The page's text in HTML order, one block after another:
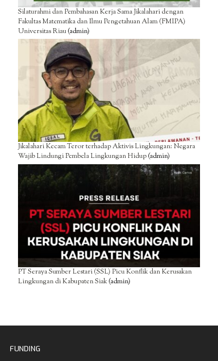
Silaturahmi dan Pembahasan Kerja Sama Jikalahari dengan
Fakultas Matematika dan Ilmu Pengetahuan Alam (FMIPA)
Universitas Riau(admin)
Jikalahari Kecam Teror terhadap Aktivis Lingkungan: Negara
Wajib Lindungi Pembela Lingkungan Hidup(admin)
PT Seraya Sumber Lestari (SSL) Picu Konflik dan Kerusakan
Lingkungan di Kabupaten Siak(admin)
FUNDING